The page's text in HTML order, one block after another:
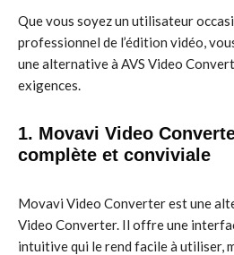
Que vous soyez un utilisateur
professionnel de l’édition vidéo,
une alternative à AVS Video
exigences.
1. Movavi Video
complète et conviviale
Movavi Video Converter est une
Video Converter. Il offre une
intuitive qui le rend facile à utiliser,